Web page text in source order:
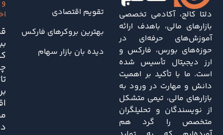
دلتا کالج، آکادمی تخصصی
بازارهای مالی، باهدف ارائه
آموزش‌های حرفه‌ای در
حوزه‌های بورس، فارکس و
ارز دیجیتال تأسیس شده
است. ما با تأکید بر اهمیت
دانش و مهارت در ورود به
بازارهای مالی، تیمی متشکل
از نویسندگان و تحلیلگران
متخصص را گرد هم
تقویم اقتصادی
بهترین بروکرهای فارکس
دیده بان بازار سهام
و
بر